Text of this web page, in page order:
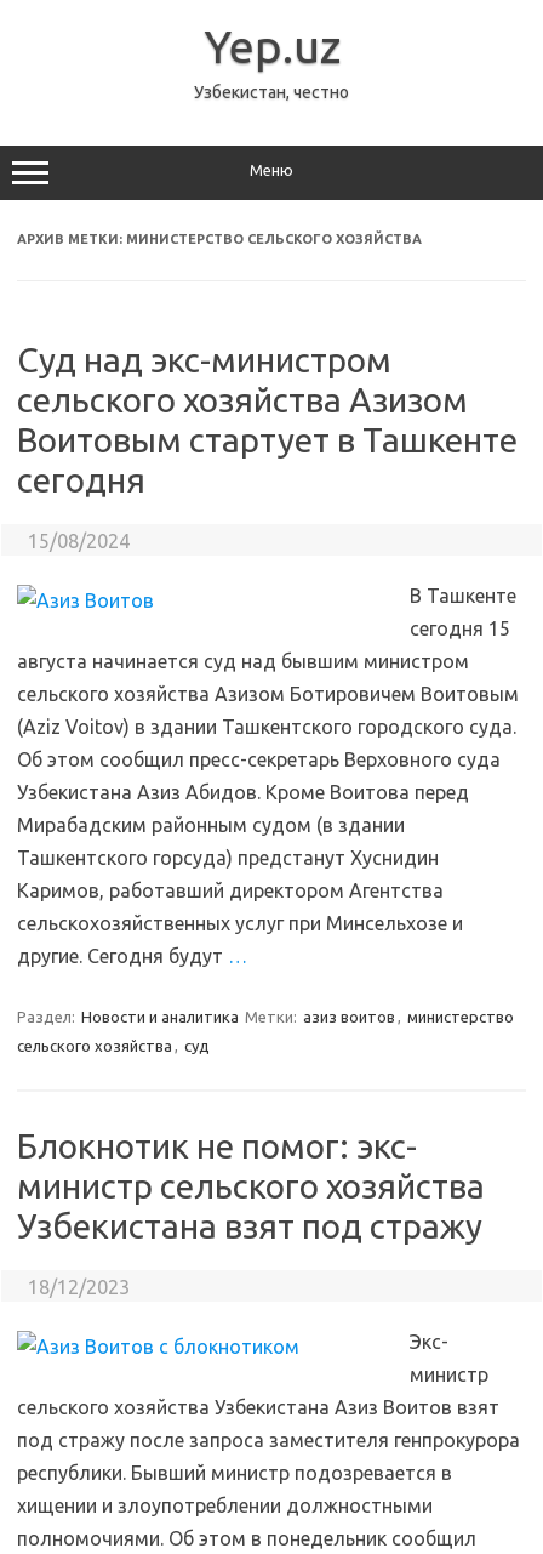
Yep.uz
Узбекистан, честно
Меню
АРХИВ МЕТКИ: МИНИСТЕРСТВО СЕЛЬСКОГО ХОЗЯЙСТВА
Суд над экс-министром
сельского хозяйства Азизом
Воитовым стартует в Ташкенте
сегодня
15/08/2024
В Ташкенте
сегодня 15
августа начинается суд над бывшим министром
сельского хозяйства Азизом Ботировичем Воитовым
(Aziz Voitov) в здании Ташкентского городского суда.
Об этом сообщил пресс-секретарь Верховного суда
Узбекистана Азиз Абидов. Кроме Воитова перед
Мирабадским районным судом (в здании
Ташкентского горсуда) предстанут Хуснидин
Каримов, работавший директором Агентства
сельскохозяйственных услуг при Минсельхозе и
другие. Сегодня будут …
Раздел: Новости и аналитика Метки: азиз воитов , министерство
сельского хозяйства , суд
Блокнотик не помог: экс-
министр сельского хозяйства
Узбекистана взят под стражу
18/12/2023
Экс-
министр
сельского хозяйства Узбекистана Азиз Воитов взят
под стражу после запроса заместителя генпрокурора
республики. Бывший министр подозревается в
хищении и злоупотреблении должностными
полномочиями. Об этом в понедельник сообщил